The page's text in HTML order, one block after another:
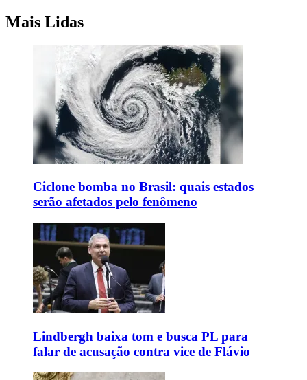
Mais Lidas
Ciclone bomba no Brasil: quais estados
serão afetados pelo fenômeno
Lindbergh baixa tom e busca PL para
falar de acusação contra vice de Flávio